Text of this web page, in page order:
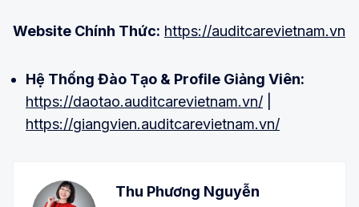
Website Chính Thức: https://auditcarevietnam.vn
Hệ Thống Đào Tạo & Profile Giảng Viên:
https://daotao.auditcarevietnam.vn/
https://giangvien.auditcarevietnam.vn/
Thu Phương Nguyễn